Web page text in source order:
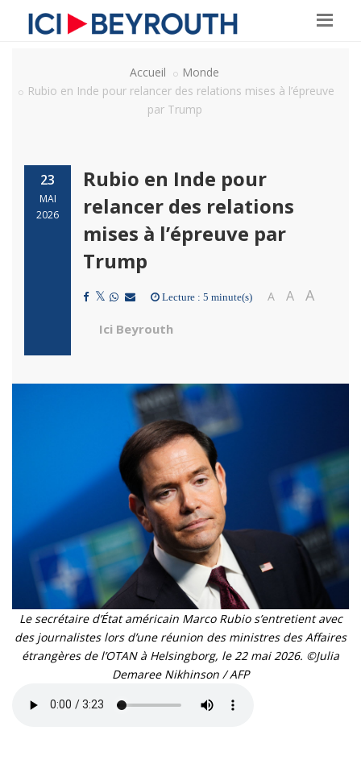
Accueil
Monde
Rubio en Inde pour relancer des relations mises à l’épreuve
par Trump
23
MAI
2026
Rubio en Inde pour
relancer des relations
mises à l’épreuve par
Trump
Lecture : 5 minute(s) A A A
Ici Beyrouth
Le secrétaire d’État américain Marco Rubio s’entretient avec
des journalistes lors d’une réunion des ministres des Affaires
étrangères de l’OTAN à Helsingborg, le 22 mai 2026. ©Julia
Demaree Nikhinson / AFP